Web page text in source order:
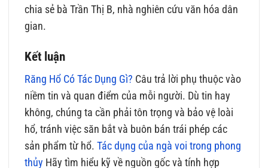
chia sẻ bà Trần Thị B, nhà nghiên cứu văn hóa dân
gian.
Kết luận
Răng Hổ Có Tác Dụng Gì? Câu trả lời phụ thuộc vào
niềm tin và quan điểm của mỗi người. Dù tin hay
không, chúng ta cần phải tôn trọng và bảo vệ loài
hổ, tránh việc săn bắt và buôn bán trái phép các
sản phẩm từ hổ.Tác dụng của ngà voi trong phong
thủy Hãy tìm hiểu kỹ về nguồn gốc và tính hợp